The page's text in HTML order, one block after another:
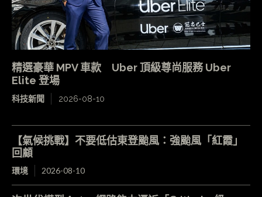
精選豪華 MPV 車款 Uber 頂級尊尚服務 Uber
Elite 登場
科技新聞 2026-08-10
【氣候挑戰】不要低估東登颱風：強颱風「紅霞」
回顧
環境 2026-08-10